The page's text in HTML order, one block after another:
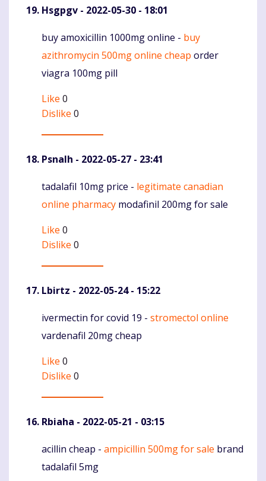
Hsgpgv - 2022-05-30 - 18:01
Komentaras
buy amoxicillin 1000mg online - buy
azithromycin 500mg online cheap order
viagra 100mg pill
Like 0
Dislike 0
Psnalh - 2022-05-27 - 23:41
Komentaras
tadalafil 10mg price - legitimate canadian
online pharmacy modafinil 200mg for sale
Like 0
Dislike 0
Lbirtz - 2022-05-24 - 15:22
Komentaras
ivermectin for covid 19 - stromectol online
vardenafil 20mg cheap
Like 0
Dislike 0
Rbiaha - 2022-05-21 - 03:15
Komentaras
acillin cheap - ampicillin 500mg for sale brand
tadalafil 5mg